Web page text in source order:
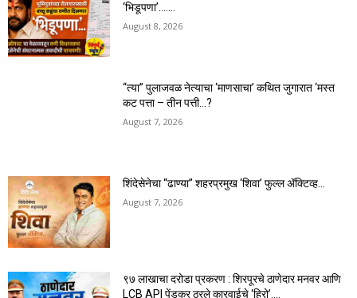
‘भिडूपणा’…….
August 8, 2026
“त्या” पुलाजवळ नेत्याचा ‘माणसाचा’ कथित जुगारात ‘मस्त
कट पत्ता – तीन पत्ती…?
August 7, 2026
शिंदेसेनेचा “ढाण्या” शहरप्रमुख ‘शिवा’ फुल्ल ॲक्टिव्ह…
August 7, 2026
९७ लाखाचा दरोडा प्रकरण : शिरपूरचे ठाणेदार मनवर आणि
LCB API पेंडकर ठरले कारवाईचे ‘हिरो’….